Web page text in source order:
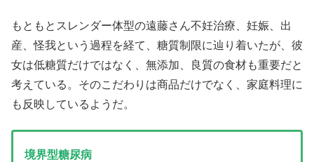
もともとスレンダー体型の遠藤さん不妊治療、妊娠、出
産、怪我という過程を経て、糖質制限に辿り着いたが、彼
女は低糖質だけではなく、無添加、良質の食材も重要だと
考えている。そのこだわりは商品だけでなく、家庭料理に
も反映しているようだ。
境界型糖尿病